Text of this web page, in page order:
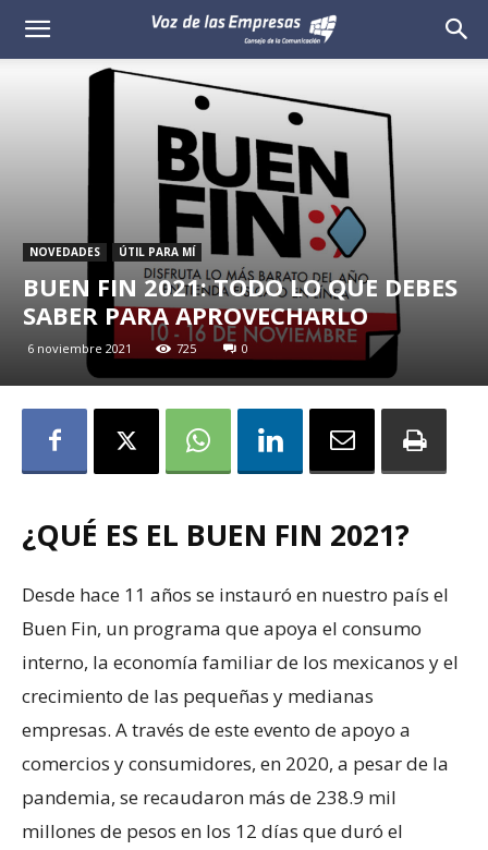
Voz
NOVEDADES ÚTIL PARA MÍ
BUEN FIN 2021: TODO LO QUE DEBES
SABER PARA APROVECHARLO
6 noviembre 2021 725 0
¿QUÉ ES EL BUEN FIN 2021?
Desde hace 11 años se instauró en nuestro país el
Buen Fin, un programa que apoya el consumo
interno, la economía familiar de los mexicanos y el
crecimiento de las pequeñas y medianas
empresas. A través de este evento de apoyo a
comercios y consumidores, en 2020, a pesar de la
pandemia, se recaudaron más de 238.9 mil
millones de pesos en los 12 días que duró el